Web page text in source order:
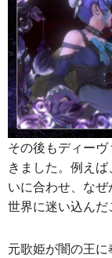
その後もディー
きました。例え
いに合わせ、な
世界に迷い込んだ
元歌姫が闇の王